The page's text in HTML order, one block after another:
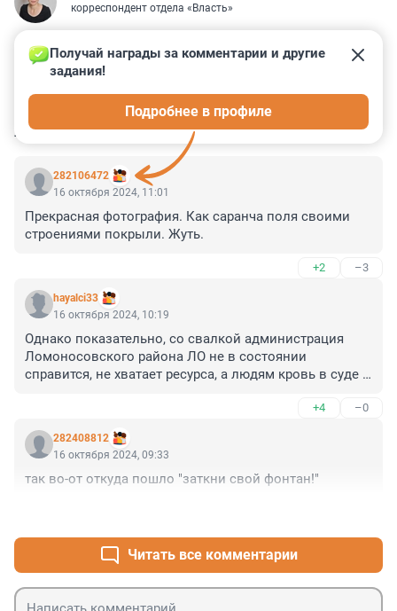
корреспондент отдела «Власть»
КОММЕНТАРИИ 24
282106472
Получай награды за комментарии и другие
задания!
Подробнее в профиле
16 октября 2024, 11:01
Прекрасная фотография. Как саранча поля своими
строениями покрыли. Жуть.
+2 –3
hayalci33
16 октября 2024, 10:19
Однако показательно, со свалкой администрация
Ломоносовского района ЛО не в состоянии
справится, не хватает ресурса, а людям кровь в суде
+4 –0
282408812
16 октября 2024, 09:33
так во-от откуда пошло "заткни свой фонтан!"
Читать все комментарии